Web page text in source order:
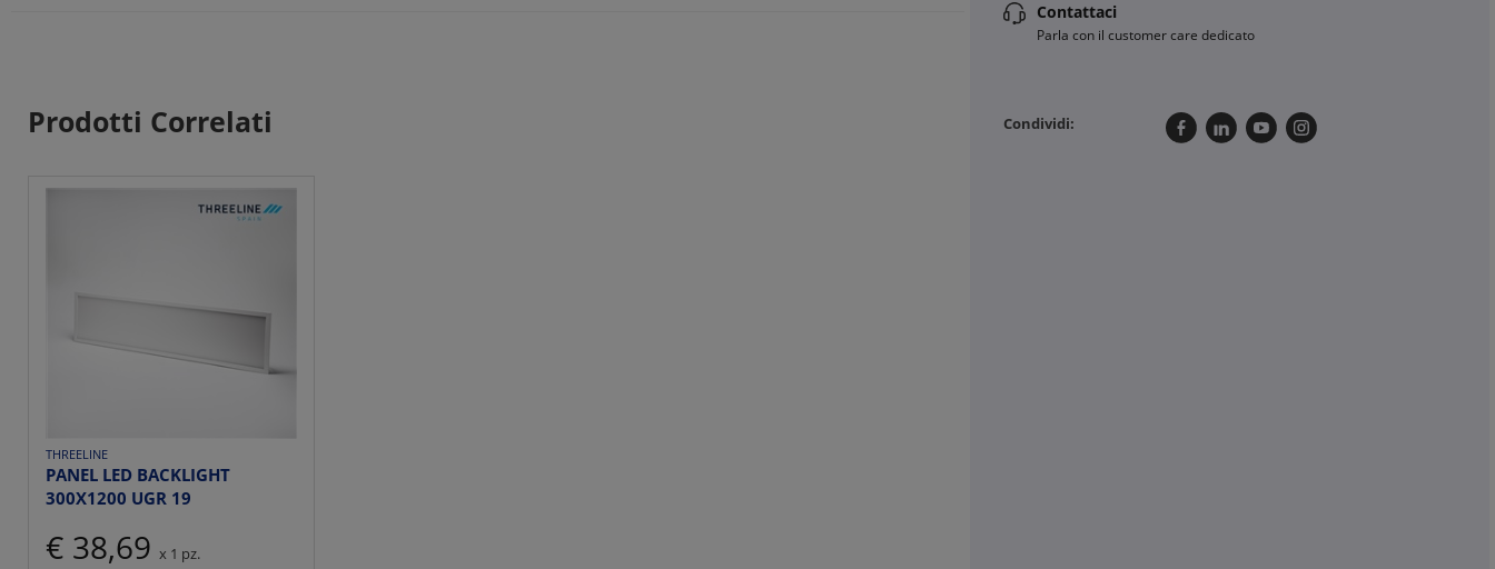
Prodotti Correlati
THREELINE
PANEL LED BACKLIGHT
300X1200 UGR 19
€ 38,69 x 1 pz.
Contattaci
Parla con il customer care dedicato
Condividi: